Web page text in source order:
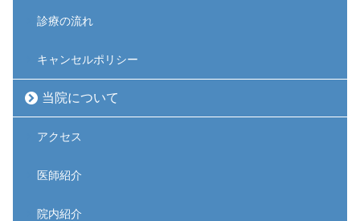
診療の流れ
キャンセルポリシー
当院について
アクセス
医師紹介
院内紹介